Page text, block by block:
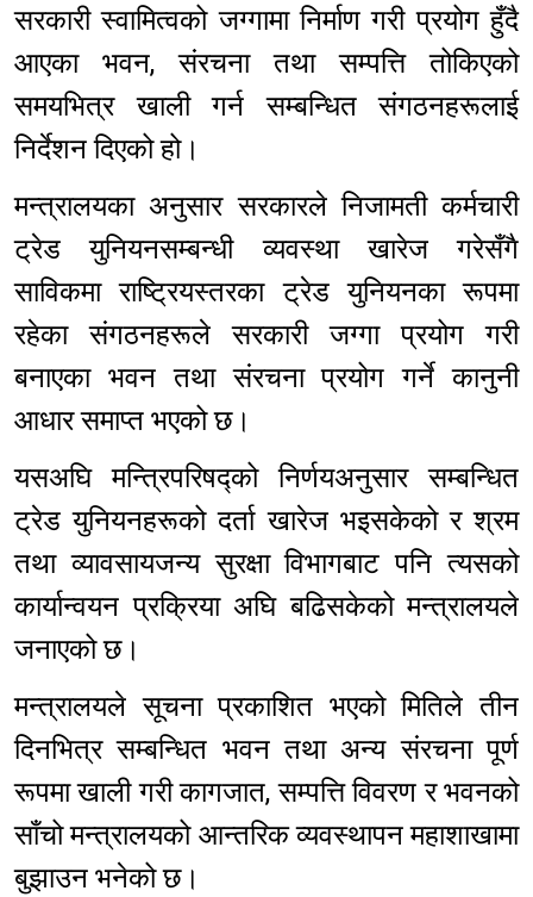
सरकारी स्वामित्वको जग्गामा निर्माण गरी प्रयोग हुँदै
आएका भवन, संरचना तथा सम्पत्ति तोकिएको
समयभित्र खाली गर्न सम्बन्धित संगठनहरूलाई
निर्देशन दिएको हो।
मन्त्रालयका अनुसार सरकारले निजामती कर्मचारी
ट्रेड युनियनसम्बन्धी व्यवस्था खारेज गरेसँगै
साविकमा राष्ट्रियस्तरका ट्रेड युनियनका रूपमा
रहेका संगठनहरूले सरकारी जग्गा प्रयोग गरी
बनाएका भवन तथा संरचना प्रयोग गर्ने कानुनी
आधार समाप्त भएको छ।
यसअघि मन्त्रिपरिषद्को निर्णयअनुसार सम्बन्धित
ट्रेड युनियनहरूको दर्ता खारेज भइसकेको र श्रम
तथा व्यावसायजन्य सुरक्षा विभागबाट पनि त्यसको
कार्यान्वयन प्रक्रिया अघि बढिसकेको मन्त्रालयले
जनाएको छ।
मन्त्रालयले सूचना प्रकाशित भएको मितिले तीन
दिनभित्र सम्बन्धित भवन तथा अन्य संरचना पूर्ण
रूपमा खाली गरी कागजात, सम्पत्ति विवरण र भवनको
साँचो मन्त्रालयको आन्तरिक व्यवस्थापन महाशाखामा
बुझाउन भनेको छ।